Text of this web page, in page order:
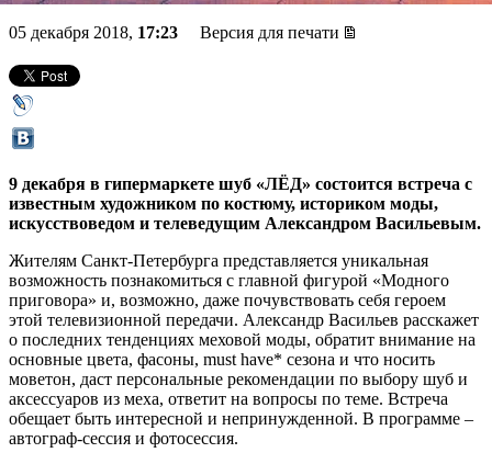
05 декабря 2018, 17:23 Версия для печати
9 декабря в гипермаркете шуб «ЛЁД» состоится встреча с
известным художником по костюму, историком моды,
искусствоведом и телеведущим Александром Васильевым.
Жителям Санкт-Петербурга представляется уникальная
возможность познакомиться с главной фигурой «Модного
приговора» и, возможно, даже почувствовать себя героем
этой телевизионной передачи. Александр Васильев расскажет
о последних тенденциях меховой моды, обратит внимание на
основные цвета, фасоны, must have* сезона и что носить
моветон, даст персональные рекомендации по выбору шуб и
аксессуаров из меха, ответит на вопросы по теме. Встреча
обещает быть интересной и непринужденной. В программе –
автограф-сессия и фотосессия.